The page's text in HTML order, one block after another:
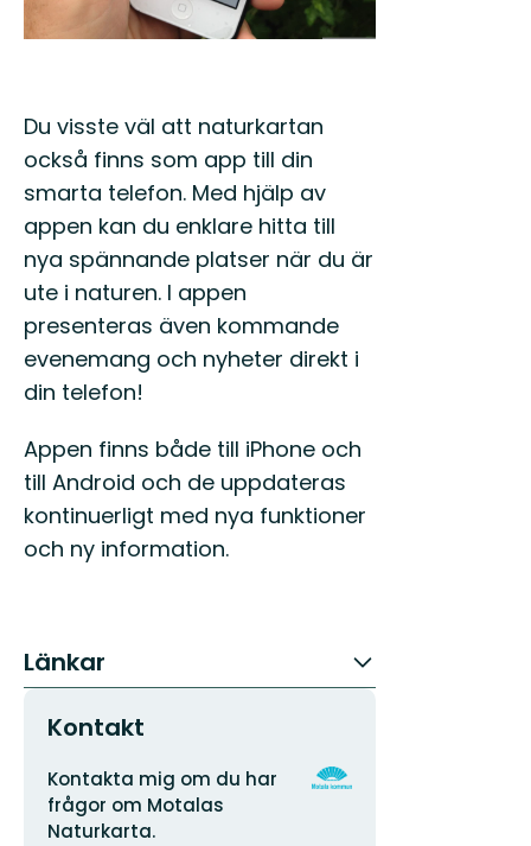
Du visste väl att naturkartan
också finns som app till din
smarta telefon. Med hjälp av
appen kan du enklare hitta till
nya spännande platser när du är
ute i naturen. I appen
presenteras även kommande
evenemang och nyheter direkt i
din telefon!
Appen finns både till iPhone och
till Android och de uppdateras
kontinuerligt med nya funktioner
och ny information.
Länkar
Kontakt
Adress
Kontakta mig om du har
frågor om Motalas
Naturkarta.
Organisationens